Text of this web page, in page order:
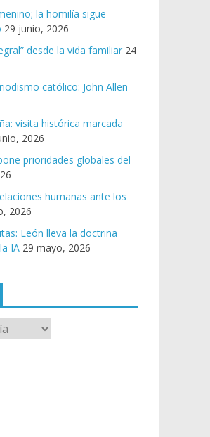
la homilía sigue
29 junio, 2026
desde la vida familiar 24
católico: John Allen
visita histórica marcada
2026
prioridades globales del
humanas ante los
2026
León lleva la doctrina
IA 29 mayo, 2026